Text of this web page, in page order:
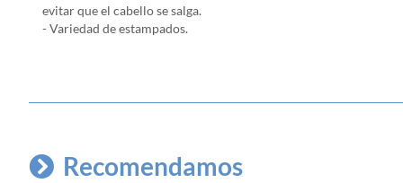
evitar que el cabello se salga.
- Variedad deestampados.
Recomendamos